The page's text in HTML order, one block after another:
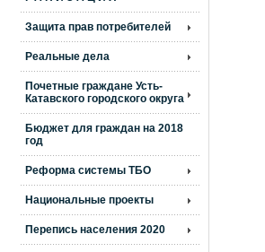
Защита прав потребителей
Реальные дела
Почетные граждане Усть-
Катавского городского округа
Бюджет для граждан на 2018
год
Реформа системы ТБО
Национальные проекты
Перепись населения 2020